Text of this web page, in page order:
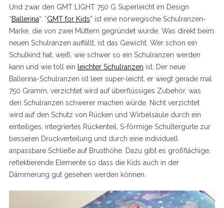
Und zwar den GMT LIGHT 750 G Superleicht im Design
“Ballerina“. “GMT for Kids” ist eine norwegische Schulranzen-
Marke, die von zwei Müttern gegründet wurde. Was direkt beim
neuen Schulranzen auffällt, ist das Gewicht. Wer schon ein
Schulkind hat, weiß, wie schwer so ein Schulranzen werden
kann und wie toll ein leichter Schulranzen ist. Der neue
Ballerina-Schulranzen ist leer super-leicht, er wiegt gerade mal
750 Gramm, verzichtet wird auf überflüssiges Zubehör, was
den Schulranzen schwerer machen würde. Nicht verzichtet
wird auf den Schutz von Rücken und Wirbelsäule durch ein
einteiliges, integriertes Rückenteil, S-förmige Schultergurte zur
besseren Druckverteilung und durch eine individuell
anpassbare Schließe auf Brusthöhe. Dazu gibt es großflächige,
reflektierende Elemente so dass die Kids auch in der
Dämmerung gut gesehen werden können.